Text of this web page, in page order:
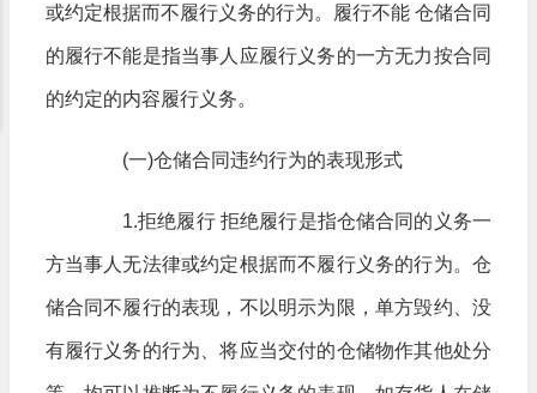
或约定根据而不履行义务的行为。履行不能 仓储合同
的履行不能是指当事人应履行义务的一方无力按合同
的约定的内容履行义务。
(一)仓储合同违约行为的表现形式
1.拒绝履行 拒绝履行是指仓储合同的义务一
方当事人无法律或约定根据而不履行义务的行为。仓
储合同不履行的表现，不以明示为限，单方毁约、没
有履行义务的行为、将应当交付的仓储物作其他处分